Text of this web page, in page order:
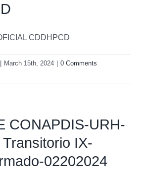
CDDHPCD
March 15th, 2024
0 Comments
CONAPDIS-URH-
IX-
02202024